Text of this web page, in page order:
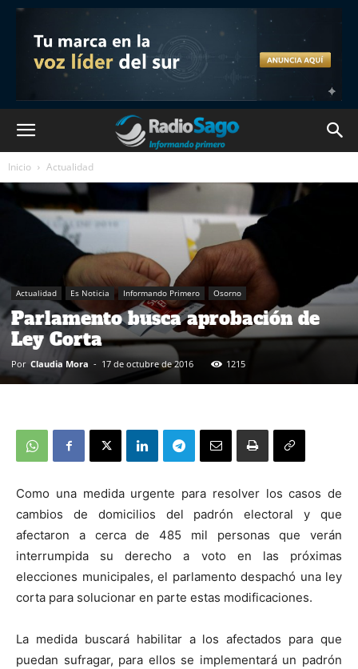
Inicio Actualidad
Actualidad Es Noticia Informando Primero Osorno
Parlamento busca aprobación de
Ley Corta
Por Claudia Mora - 17 de octubre de 2016 1215
Como una medida urgente para resolver los casos de
cambios de domicilios del padrón electoral y que
afectaron a cerca de 485 mil personas que verán
interrumpida su derecho a voto en las próximas
elecciones municipales, el parlamento despachó una ley
corta para solucionar en parte estas modificaciones.
La medida buscará habilitar a los afectados para que
puedan sufragar, para ellos se implementará un padrón